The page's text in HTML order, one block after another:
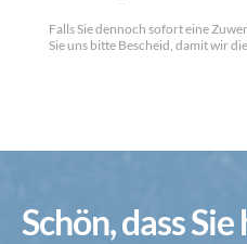
Falls Sie dennoch sofort eine
Sie uns bitte Bescheid, damit wir
Schön, dass